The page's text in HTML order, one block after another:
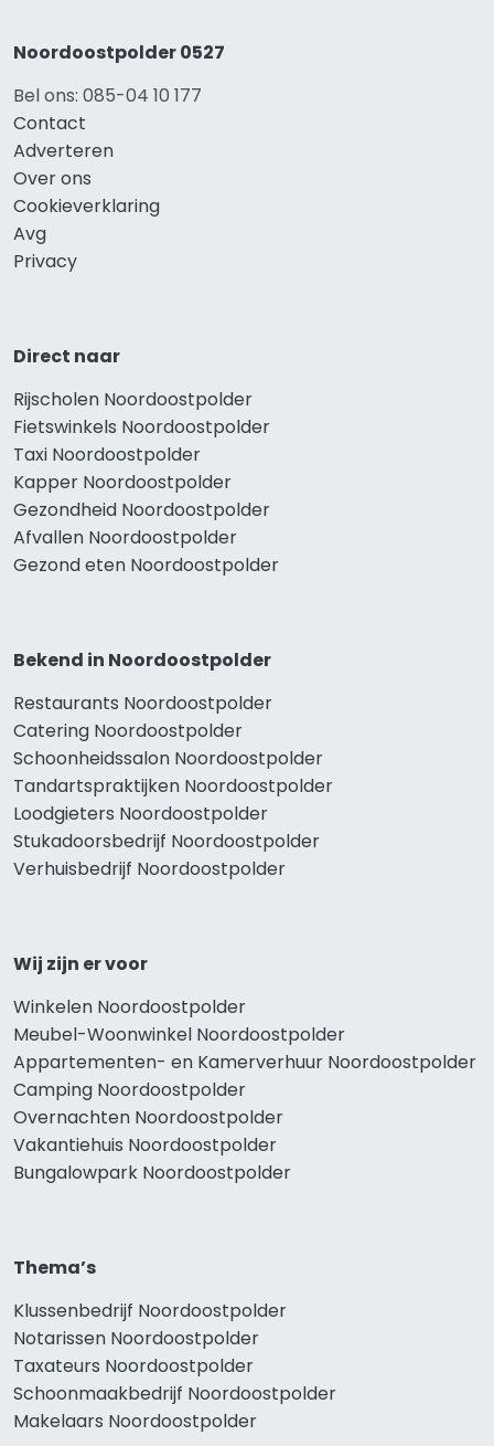
Noordoostpolder 0527
Bel ons: 085-04 10 177
Contact
Adverteren
Over ons
Cookieverklaring
Avg
Privacy
Direct naar
Rijscholen Noordoostpolder
Fietswinkels Noordoostpolder
Taxi Noordoostpolder
Kapper Noordoostpolder
Gezondheid Noordoostpolder
Afvallen Noordoostpolder
Gezond eten Noordoostpolder
Bekend in Noordoostpolder
Restaurants Noordoostpolder
Catering Noordoostpolder
Schoonheidssalon Noordoostpolder
Tandartspraktijken Noordoostpolder
Loodgieters Noordoostpolder
Stukadoorsbedrijf Noordoostpolder
Verhuisbedrijf Noordoostpolder
Wij zijn er voor
Winkelen Noordoostpolder
Meubel-Woonwinkel Noordoostpolder
Appartementen- en Kamerverhuur Noordoostpolder
Camping Noordoostpolder
Overnachten Noordoostpolder
Vakantiehuis Noordoostpolder
Bungalowpark Noordoostpolder
Thema’s
Klussenbedrijf Noordoostpolder
Notarissen Noordoostpolder
Taxateurs Noordoostpolder
Schoonmaakbedrijf Noordoostpolder
Makelaars Noordoostpolder